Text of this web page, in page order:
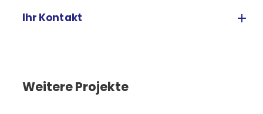
Ihr Kontakt
Weitere Projekte